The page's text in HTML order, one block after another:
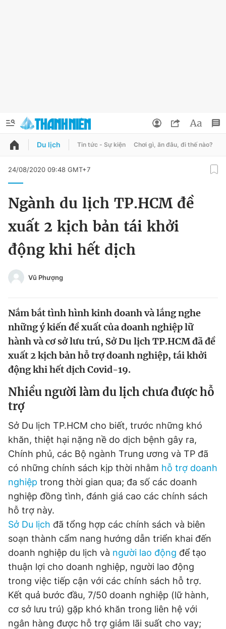
QUẢNG CÁO
Chuyên mục
Chào ngày mới Tin 24h
Video Magazine
Sản phẩm khác
Thông tin tòa soạn
Đọc Thanh Niên trên điện thoại
Theo dõi báo trên
Hotline
0906 645 777
Liên hệ quảng cáo
Đặt báo Quảng cáo Tòa soạn Chính sách bảo
Đổi mật khẩu
Tin đã lưu
Tin đã xem
Đăng xuất
Du lịch Tin tức - Sự kiện Chơi gì, ăn đâu, đi thế nào?
24/08/2020 09:48 GMT+7
Ngành du lịch TP.HCM đề
xuất 2 kịch bản tái khởi
động khi hết dịch
Vũ Phượng
Nắm bắt tình hình kinh doanh và lắng nghe
những ý kiến đề xuất của doanh nghiệp lữ
hành và cơ sở lưu trú, Sở Du lịch TP.HCM đã đề
xuất 2 kịch bản hỗ trợ doanh nghiệp, tái khởi
động khi hết dịch Covid-19.
Nhiều người làm du lịch chưa được hỗ
trợ
Sở Du lịch TP.HCM cho biết, trước những khó
khăn, thiệt hại nặng nề do dịch bệnh gây ra,
Chính phủ, các Bộ ngành Trung ương và TP đã
có những chính sách kịp thời nhằm hỗ trợ doanh
nghiệp trong thời gian qua; đa số các doanh
nghiệp đồng tình, đánh giá cao các chính sách
hỗ trợ này.
Sở Du lịch đã tổng hợp các chính sách và biên
soạn thành cẩm nang hướng dẫn triển khai đến
doanh nghiệp du lịch và người lao động để tạo
thuận lợi cho doanh nghiệp, người lao động
trong việc tiếp cận với các chính sách hỗ trợ.
Kết quả bước đầu, 7/50 doanh nghiệp (lữ hành,
cơ sở lưu trú) gặp khó khăn trong liên hệ với
ngân hàng được hỗ trợ giảm lãi suất cho vay;